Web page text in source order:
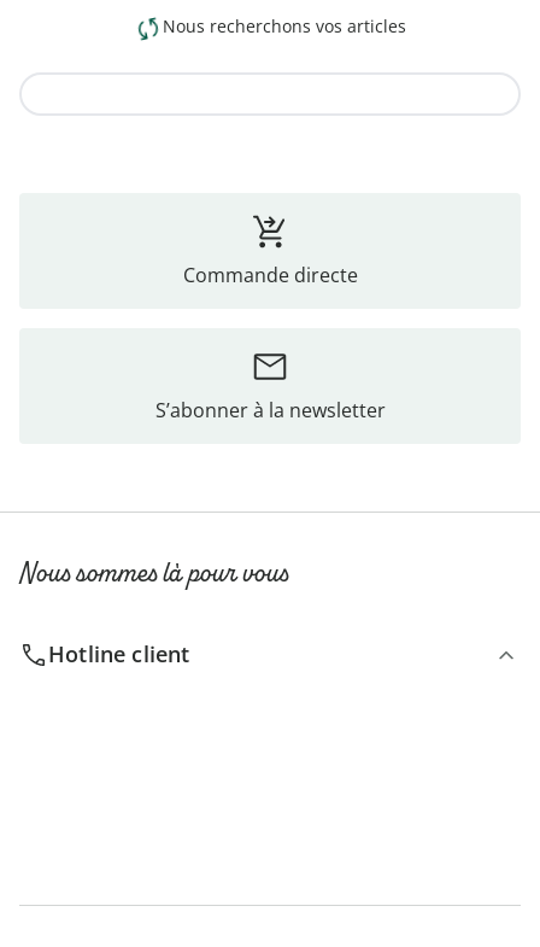
Nous recherchons vos articles
Commande directe
S’abonner à la newsletter
Nous sommes là pour vous
Hotline client